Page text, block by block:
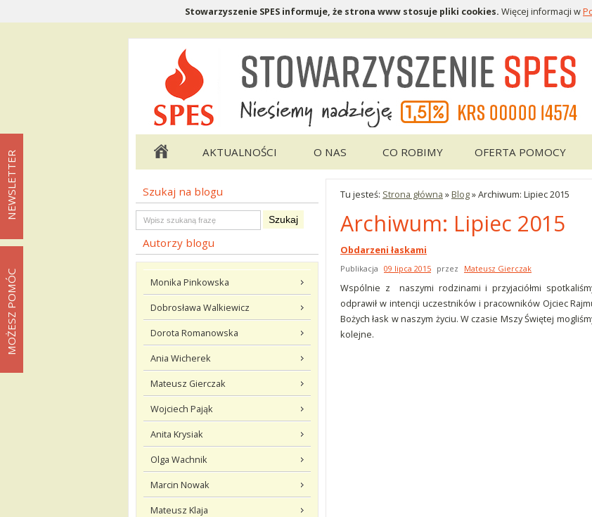
Stowarzyszenie SPES informuje, że strona www stosuje pliki cookies. Więcej informacji w
Menu pomocnicze
Menu główne
AKTUALNOŚCI O NAS CO ROBIMY OFERTA POMOCY
Menu podstrony Blog
Szukaj na blogu
Szukaj na blogu
Autorzy blogu
Monika Pinkowska
Dobrosława Walkiewicz
Dorota Romanowska
Ania Wicherek
Mateusz Gierczak
Wojciech Pająk
Anita Krysiak
Olga Wachnik
Marcin Nowak
Mateusz Klaja
Tu jesteś: Strona główna » Blog»Archiwum: Lipiec 2015
Archiwum: Lipiec 2015
Obdarzeni łaskami
Publikacja 09 lipca 2015 przez Mateusz Gierczak
Wspólnie z naszymi rodzinami i przyjaciółmi
odprawił w intencji uczestników i pracowników Ojciec
Bożych łask w naszym życiu. W czasie Mszy Świętej
kolejne.
NEWSLETTER
MOŻESZ POMÓC